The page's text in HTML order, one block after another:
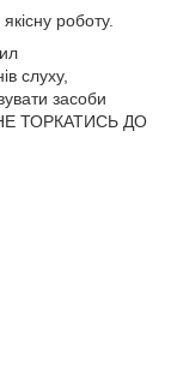
роботу.
слуху,
засоби
НЕ ТОРКАТИСЬ ДО